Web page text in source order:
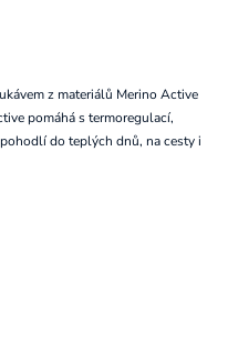
z materiálů Merino Active
pomáhá s termoregulací,
do teplých dnů, na cesty i